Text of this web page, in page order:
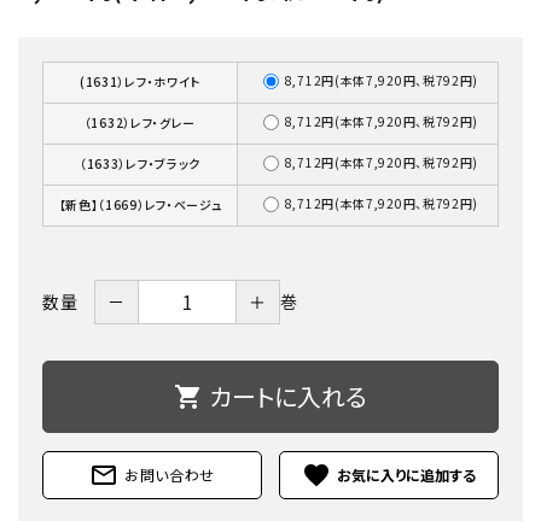
(1631）レフ・ホワイト 8,712円(本体7,920円、税792円)
（1632）レフ・グレー 8,712円(本体7,920円、税792円)
（1633）レフ・ブラック 8,712円(本体7,920円、税792円)
【新色】（1669）レフ・ベージュ 8,712円(本体7,920円、税792円)
数量 － ＋ 巻
shopping_cart カートに入れる
mail_outline お問い合わせ favorite